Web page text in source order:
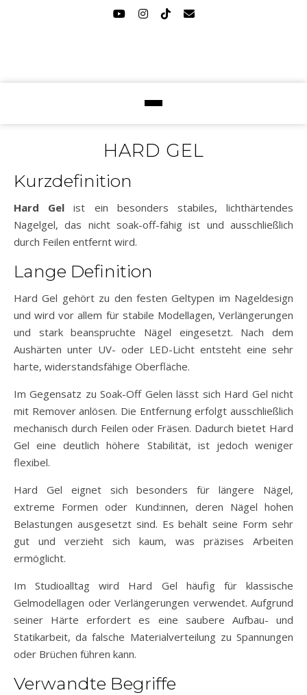
HARD GEL
Kurzdefinition
Hard Gel ist ein besonders stabiles, lichthärtendes
Nagelgel, das nicht soak-off-fähig ist und ausschließlich
durch Feilen entfernt wird.
Lange Definition
Hard Gel gehört zu den festen Geltypen im Nageldesign
und wird vor allem für stabile Modellagen, Verlängerungen
und stark beanspruchte Nägel eingesetzt. Nach dem
Aushärten unter UV- oder LED-Licht entsteht eine sehr
harte, widerstandsfähige Oberfläche.
Im Gegensatz zu Soak-Off Gelen lässt sich Hard Gel nicht
mit Remover anlösen. Die Entfernung erfolgt ausschließlich
mechanisch durch Feilen oder Fräsen. Dadurch bietet Hard
Gel eine deutlich höhere Stabilität, ist jedoch weniger
flexibel.
Hard Gel eignet sich besonders für längere Nägel,
extreme Formen oder Kund:innen, deren Nägel hohen
Belastungen ausgesetzt sind. Es behält seine Form sehr
gut und verzieht sich kaum, was präzises Arbeiten
ermöglicht.
Im Studioalltag wird Hard Gel häufig für klassische
Gelmodellagen oder Verlängerungen verwendet. Aufgrund
seiner Härte erfordert es eine saubere Aufbau- und
Statikarbeit, da falsche Materialverteilung zu Spannungen
oder Brüchen führen kann.
Verwandte Begriffe